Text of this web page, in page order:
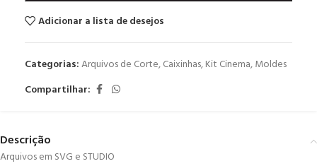
Adicionar a lista de desejos
Categorias:Arquivos de Corte,Caixinhas,Kit Cinema,Moldes
Compartilhar:
Descrição
Arquivos em SVG e STUDIO